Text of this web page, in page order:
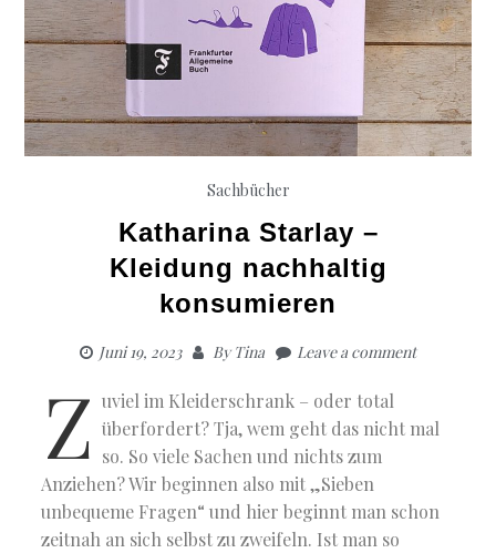
Sachbücher
Katharina Starlay –
Kleidung nachhaltig
konsumieren
Juni 19, 2023 ByTina Leave a comment
Z uviel im Kleiderschrank – oder total
überfordert? Tja, wem geht das nicht mal
so. So viele Sachen und nichts zum
Anziehen? Wir beginnen also mit „Sieben
unbequeme Fragen“ und hier beginnt man schon
zeitnah an sich selbst zu zweifeln. Ist man so